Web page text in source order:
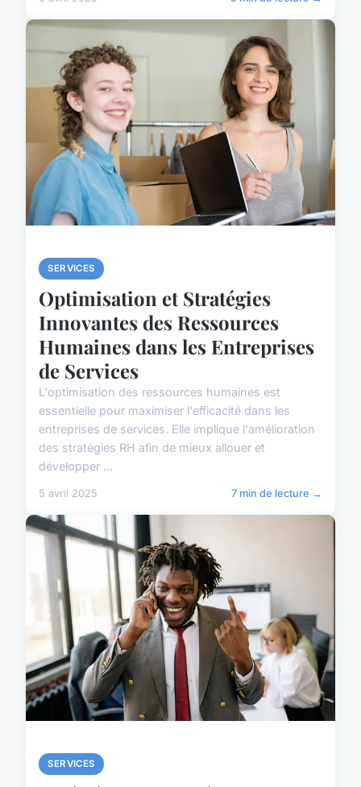
SERVICES
Optimisation et Stratégies
Innovantes des Ressources
Humaines dans les Entreprises
de Services
L'optimisation des ressources humaines est
essentielle pour maximiser l'efficacité dans les
entreprises de services. Elle implique l'amélioration
des stratégies RH afin de mieux allouer et
développer ...
5 avril 2025 7 min de lecture →
SERVICES